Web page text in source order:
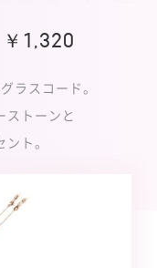
￥1,320
ラスコード。
ストーンと
ト。